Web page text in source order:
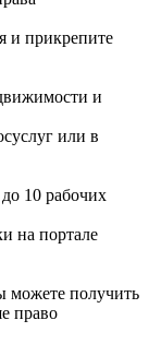
и прикрепите
и
или в
10 рабочих
на портале
можете получить
право